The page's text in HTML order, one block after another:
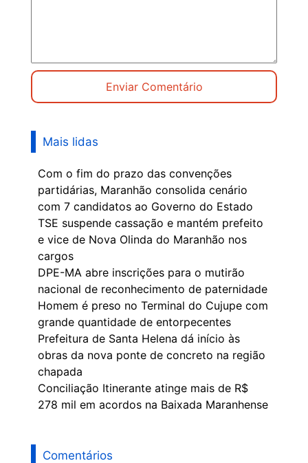
Mais lidas
Com o fim do prazo das convenções
partidárias, Maranhão consolida cenário
com 7 candidatos ao Governo do Estado
TSE suspende cassação e mantém prefeito
e vice de Nova Olinda do Maranhão nos
cargos
DPE-MA abre inscrições para o mutirão
nacional de reconhecimento de paternidade
Homem é preso no Terminal do Cujupe com
grande quantidade de entorpecentes
Prefeitura de Santa Helena dá início às
obras da nova ponte de concreto na região
chapada
Conciliação Itinerante atinge mais de R$
278 mil em acordos na Baixada Maranhense
Comentários